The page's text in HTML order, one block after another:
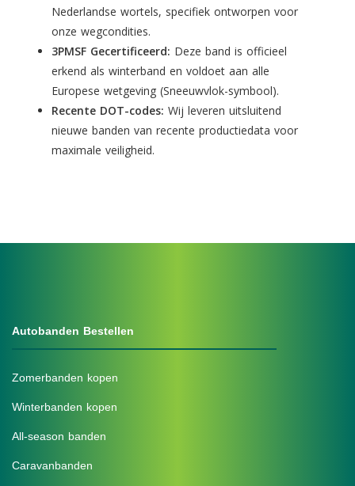
Nederlandse wortels, specifiek ontworpen voor
onze wegcondities.
3PMSF Gecertificeerd: Deze band is officieel
erkend als winterband en voldoet aan alle
Europese wetgeving (Sneeuwvlok-symbool).
Recente DOT-codes: Wij leveren uitsluitend
nieuwe banden van recente productiedata voor
maximale veiligheid.
Autobanden Bestellen
Zomerbanden kopen
Winterbanden kopen
All-season banden
Caravanbanden